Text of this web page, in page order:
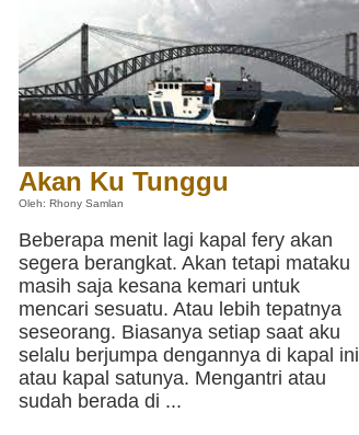
Akan Ku Tunggu
Oleh: Rhony Samlan
Beberapa menit lagi kapal fery akan
segera berangkat. Akan tetapi mataku
masih saja kesana kemari untuk
mencari sesuatu. Atau lebih tepatnya
seseorang. Biasanya setiap saat aku
selalu berjumpa dengannya di kapal ini
atau kapal satunya. Mengantri atau
sudah berada di ...